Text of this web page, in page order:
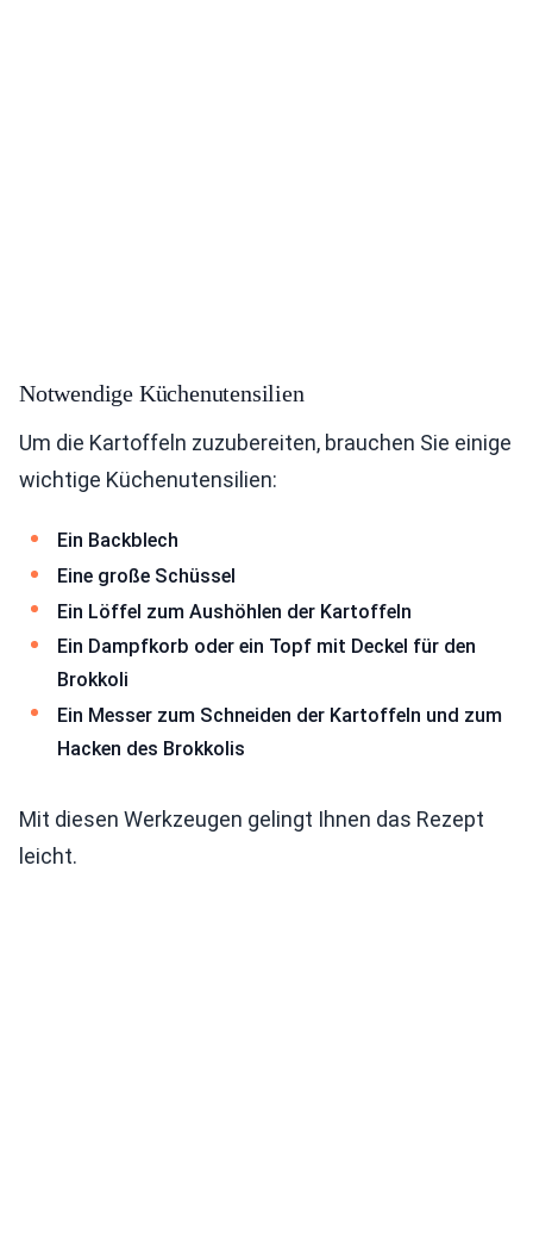
Notwendige Küchenutensilien
Um die Kartoffeln zuzubereiten, brauchen Sie einige
wichtige Küchenutensilien:
Ein Backblech
Eine große Schüssel
Ein Löffel zum Aushöhlen der Kartoffeln
Ein Dampfkorb oder ein Topf mit Deckel für den
Brokkoli
Ein Messer zum Schneiden der Kartoffeln und zum
Hacken des Brokkolis
Mit diesen Werkzeugen gelingt Ihnen das Rezept
leicht.